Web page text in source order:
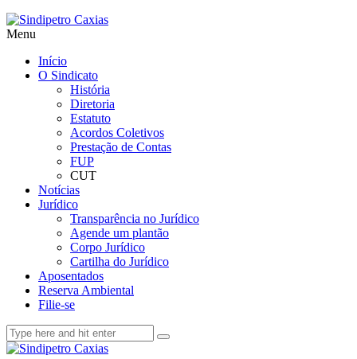
Menu
Início
O Sindicato
História
Diretoria
Estatuto
Acordos Coletivos
Prestação de Contas
FUP
CUT
Notícias
Jurídico
Transparência no Jurídico
Agende um plantão
Corpo Jurídico
Cartilha do Jurídico
Aposentados
Reserva Ambiental
Filie-se